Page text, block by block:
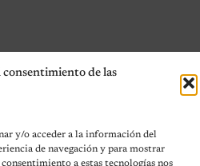
consentimiento de las
y/o acceder a la información del
de navegación y para mostrar
a estas tecnologías nos